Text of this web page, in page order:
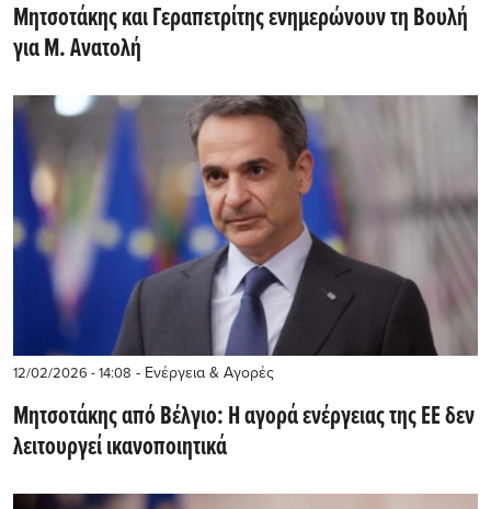
Μητσοτάκης και Γεραπετρίτης ενημερώνουν τη Βουλή
για Μ. Ανατολή
12/02/2026 - 14:08 - Ενέργεια & Αγορές
Μητσοτάκης από Βέλγιο: Η αγορά ενέργειας της ΕΕ δεν
λειτουργεί ικανοποιητικά